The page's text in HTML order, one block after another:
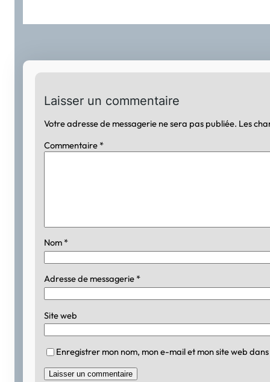
Laisser un commentaire
Votre adresse de messagerie ne sera pas publiée. Les
Commentaire *
Nom *
Adresse de messagerie *
Site web
Enregistrer mon nom, mon e-mail et mon site web